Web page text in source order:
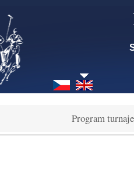
Program turnaje